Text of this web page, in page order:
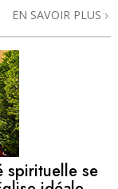
EN SAVOIR PLUS
spirituelle se